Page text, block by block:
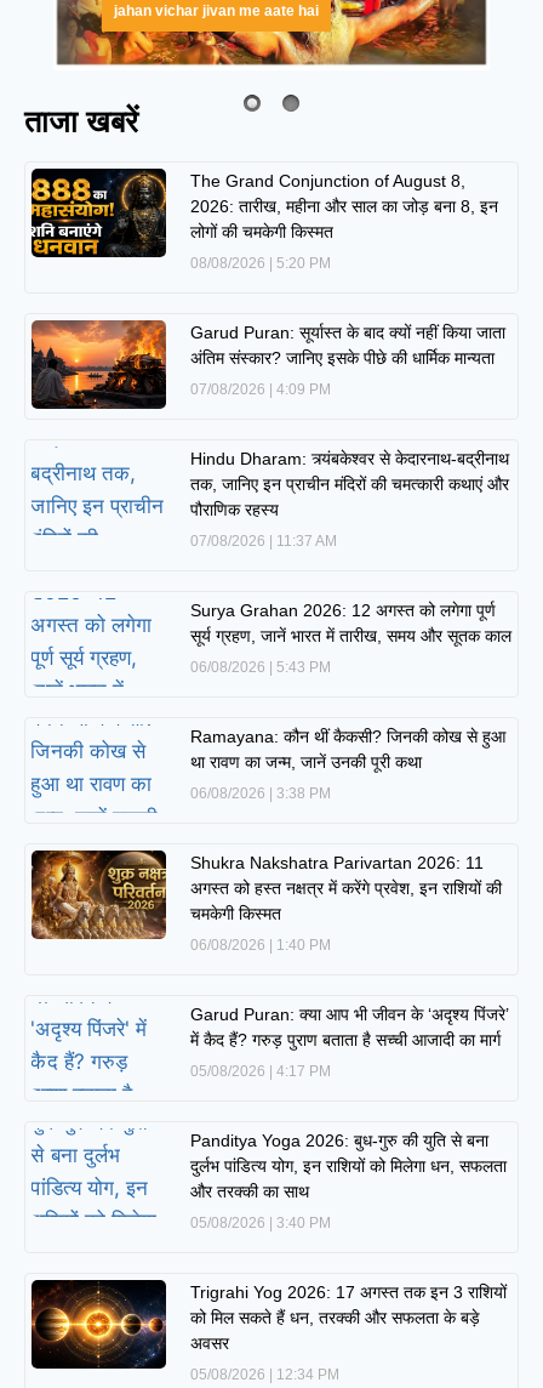
jahan vichar jivan me aate hai
ताजा खबरें
The Grand Conjunction of August 8,
2026: तारीख, महीना और साल का जोड़ बना 8, इन
लोगों की चमकेगी किस्मत
08/08/2026 5:20 PM
Garud Puran: सूर्यास्त के बाद क्यों नहीं किया जाता
अंतिम संस्कार? जानिए इसके पीछे की धार्मिक मान्यता
07/08/2026 4:09 PM
Hindu Dharam: त्र्यंबकेश्वर से केदारनाथ-बद्रीनाथ
तक, जानिए इन प्राचीन मंदिरों की चमत्कारी कथाएं और
पौराणिक रहस्य
07/08/2026 11:37 AM
Surya Grahan 2026: 12 अगस्त को लगेगा पूर्ण
सूर्य ग्रहण, जानें भारत में तारीख, समय और सूतक काल
06/08/2026 5:43 PM
Ramayana: कौन थीं कैकसी? जिनकी कोख से हुआ
था रावण का जन्म, जानें उनकी पूरी कथा
06/08/2026 3:38 PM
Shukra Nakshatra Parivartan 2026: 11
अगस्त को हस्त नक्षत्र में करेंगे प्रवेश, इन राशियों की
चमकेगी किस्मत
06/08/2026 1:40 PM
Garud Puran: क्या आप भी जीवन के ‘अदृश्य पिंजरे’
में कैद हैं? गरुड़ पुराण बताता है सच्ची आजादी का मार्ग
05/08/2026 4:17 PM
Panditya Yoga 2026: बुध-गुरु की युति से बना
दुर्लभ पांडित्य योग, इन राशियों को मिलेगा धन, सफलता
और तरक्की का साथ
05/08/2026 3:40 PM
Trigrahi Yog 2026: 17 अगस्त तक इन 3 राशियों
को मिल सकते हैं धन, तरक्की और सफलता के बड़े
अवसर
05/08/2026 12:34 PM